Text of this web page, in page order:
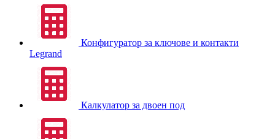
Конфигуратор за ключове и контакти
Legrand
Калкулатор за двоен под